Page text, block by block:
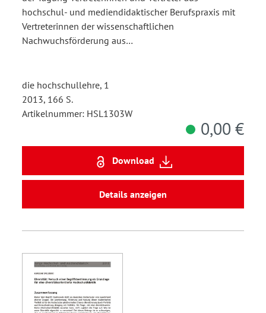
hochschul- und mediendidaktischer Berufspraxis mit
Vertreterinnen der wissenschaftlichen
Nachwuchsförderung aus…
die hochschullehre, 1
2013, 166 S.
Artikelnummer: HSL1303W
0,00 €
Download
Details anzeigen